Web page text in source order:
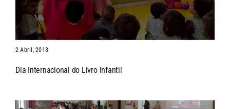
2 Abril, 2018
Dia Internacional do Livro Infantil